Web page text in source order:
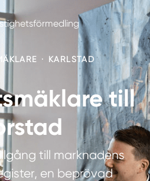
· KARLSTAD
till
till marknadens
en beprövad